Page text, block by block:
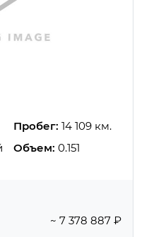
Пробег: 14 109 км.
Объем: 0.151
~ 7 378 887 ₽